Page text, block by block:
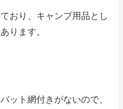
おり、キャンプ用品とし
ります。
ット網付きがないので、